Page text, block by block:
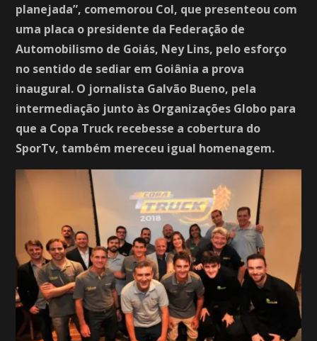
planejada”, comemorou Col, que presenteou com
uma placa o presidente da Federação de
Automobilismo de Goiás, Ney Lins, pelo esforço
no sentido de sediar em Goiânia a prova
inaugural. O jornalista Galvão Bueno, pela
intermediação junto às Organizações Globo para
que a Copa Truck recebesse a cobertura do
SporTv, também mereceu igual homenagem.